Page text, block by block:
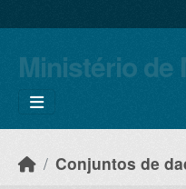
Ministério de
Conjuntos de